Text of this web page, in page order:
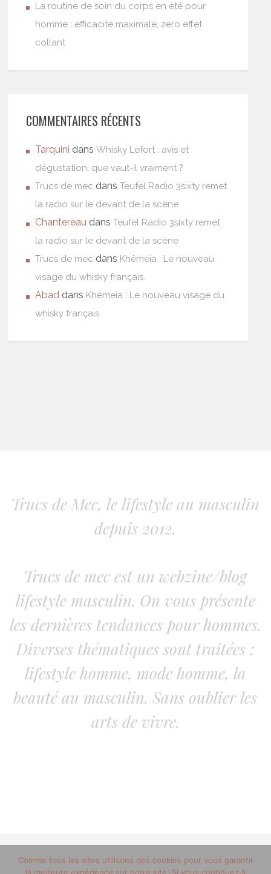
La routine de soin du corps en été pour
homme : efficacité maximale, zéro effet
collant
COMMENTAIRES RÉCENTS
Tarquini dansWhisky Lefort : avis et
dégustation, que vaut-il vraiment ?
Trucs de mec dansTeufel Radio 3sixty remet
la radio sur le devant de la scène
Chantereau dansTeufel Radio 3sixty remet
la radio sur le devant de la scène
Trucs de mec dans Khêmeia : Le nouveau
visage du whisky français.
Abad dans Khêmeia : Le nouveau visage du
whisky français.
Trucs de Mec, le lifestyle au masculin
depuis 2012.
Trucs de mec est un webzine/blog
lifestyle masculin. On vous présente
les dernières tendances pour hommes.
Diverses thématiques sont traitées :
lifestyle homme, mode homme, la
beauté au masculin. Sans oublier les
arts de vivre.
© 2012-2020 copyright trucsdemec.fr - blog lifestyle
Comme tous les sites utilisons des cookies pour vous garantir